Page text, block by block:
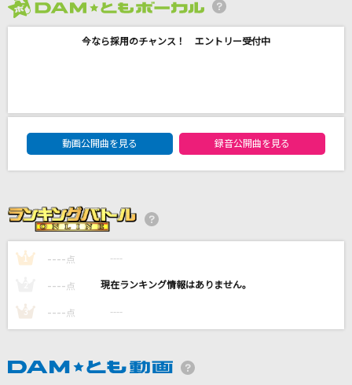
Mrs. GREEN APPLE
WOW WAR TONIGHT～時には起こせよムーヴ
メント～
[生音]GOOD LUCK MY WAY
今なら採用のチャンス！ エントリー受付中
DAM★ともボーカルエントリーランキング
動画公開曲を見る
録音公開曲を見る
1 ---- 点 ----
---- 点 ----
3 ---- 点 ----